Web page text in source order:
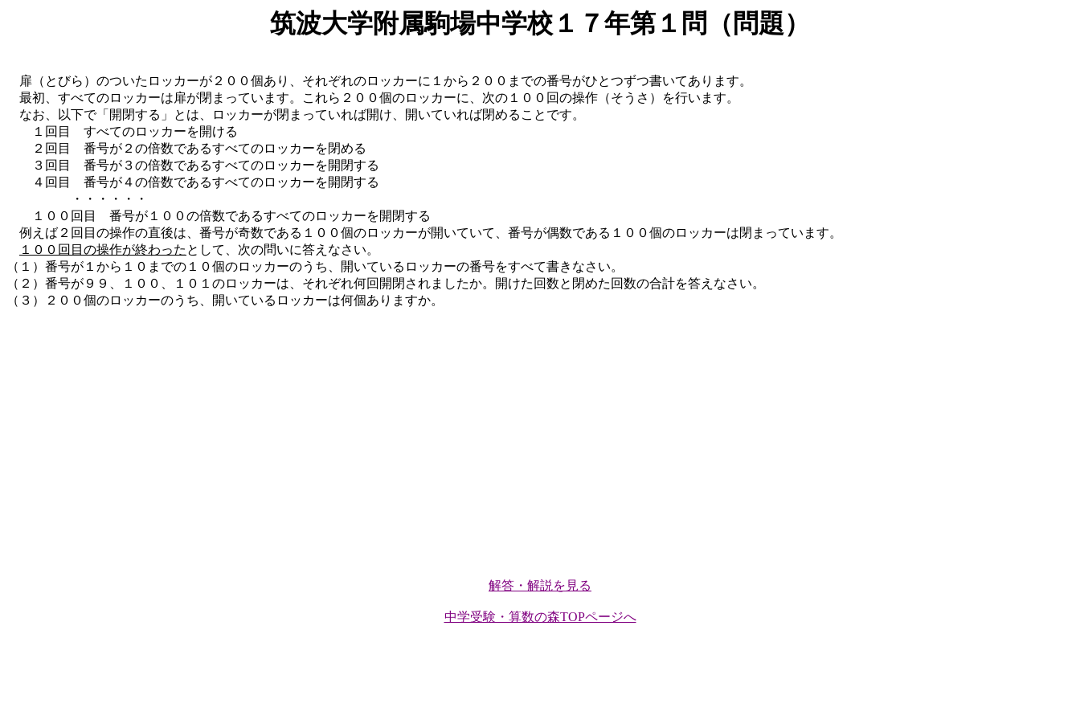
筑波大学附属駒場中学校１７年第１問（問題）
扉（とびら）のついたロッカーが２００個あり、それぞれのロッカーに１から２００までの番号がひとつずつ書いてあります。
最初、すべてのロッカーは扉が閉まっています。これら２００個のロッカーに、次の１００回の操作（そうさ）を行います。
なお、以下で「開閉する」とは、ロッカーが閉まっていれば開け、開いていれば閉めることです。
１回目 すべてのロッカーを開ける
２回目 番号が２の倍数であるすべてのロッカーを閉める
３回目 番号が３の倍数であるすべてのロッカーを開閉する
４回目 番号が４の倍数であるすべてのロッカーを開閉する
・・・・・・
１００回目 番号が１００の倍数であるすべてのロッカーを開閉する
例えば２回目の操作の直後は、番号が奇数である１００個のロッカーが開いていて、番号が偶数である１００個のロッカーは閉まっています。
１００回目の操作が終わった として、次の問いに答えなさい。
（１）番号が１から１０までの１０個のロッカーのうち、開いているロッカーの番号をすべて書きなさい。
（２）番号が９９、１００、１０１のロッカーは、それぞれ何回開閉されましたか。開けた回数と閉めた回数の合計を答えなさい。
（３）２００個のロッカーのうち、開いているロッカーは何個ありますか。
解答・解説を見る
中学受験・算数の森TOPページへ